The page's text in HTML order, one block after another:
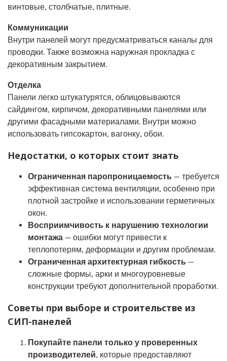
винтовые, столбчатые, плитные.
Коммуникации
Внутри панелей могут предусматриваться каналы для
проводки. Также возможна наружная прокладка с
декоративным закрытием.
Отделка
Панели легко штукатурятся, облицовываются
сайдингом, кирпичом, декоративными панелями или
другими фасадными материалами. Внутри можно
использовать гипсокартон, вагонку, обои.
Недостатки, о которых стоит знать
Ограниченная паропроницаемость — требуется
эффективная система вентиляции, особенно при
плотной застройке и использовании герметичных
окон.
Восприимчивость к нарушению технологии
монтажа — ошибки могут привести к
теплопотерям, деформации и другим проблемам.
Ограниченная архитектурная гибкость —
сложные формы, арки и многоуровневые
конструкции требуют дополнительной проработки.
Советы при выборе и строительстве из
СИП-панелей
Покупайте панели только у проверенных
производителей, которые предоставляют